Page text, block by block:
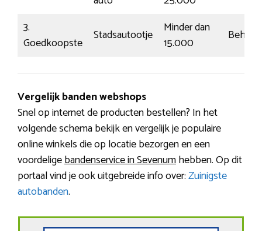
3.
Goedkoopste
Stadsautootje
Minder dan
15.000
Vergelijk banden webshops
Snel op internet de producten bestellen? In het
volgende schema bekijk en vergelijk je populaire
online winkels die op locatie bezorgen en een
voordeligebandenservice in Sevenumhebben. Op dit
portaal vind je ook uitgebreide info over:Zuinigste
autobanden.